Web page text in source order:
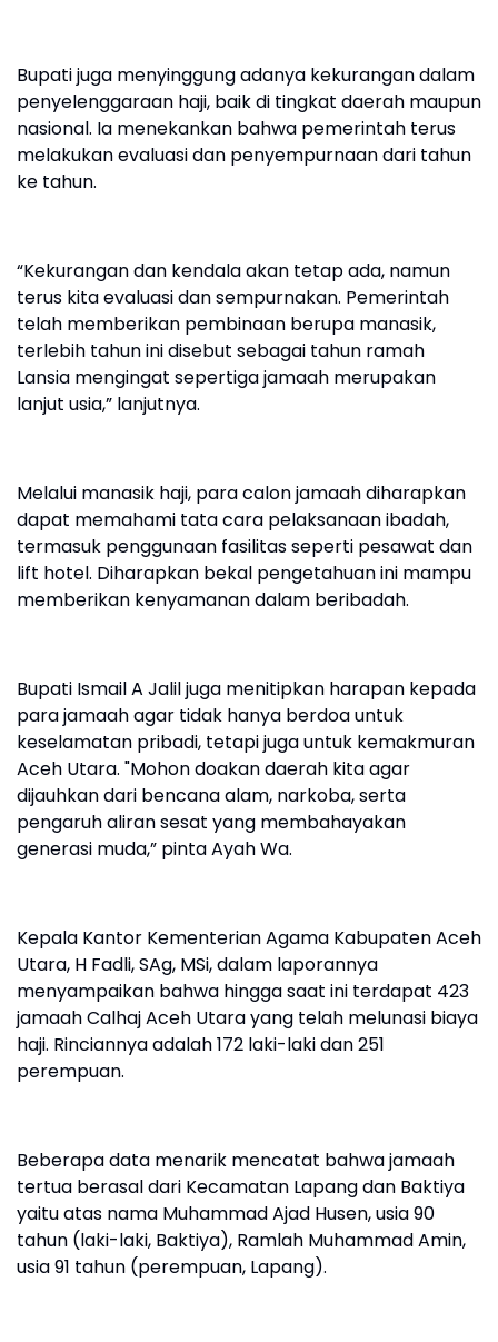
Bupati juga menyinggung adanya kekurangan dalam
penyelenggaraan haji, baik di tingkat daerah maupun
nasional. Ia menekankan bahwa pemerintah terus
melakukan evaluasi dan penyempurnaan dari tahun
ke tahun.
“Kekurangan dan kendala akan tetap ada, namun
terus kita evaluasi dan sempurnakan. Pemerintah
telah memberikan pembinaan berupa manasik,
terlebih tahun ini disebut sebagai tahun ramah
Lansia mengingat sepertiga jamaah merupakan
lanjut usia,” lanjutnya.
Melalui manasik haji, para calon jamaah diharapkan
dapat memahami tata cara pelaksanaan ibadah,
termasuk penggunaan fasilitas seperti pesawat dan
lift hotel. Diharapkan bekal pengetahuan ini mampu
memberikan kenyamanan dalam beribadah.
Bupati Ismail A Jalil juga menitipkan harapan kepada
para jamaah agar tidak hanya berdoa untuk
keselamatan pribadi, tetapi juga untuk kemakmuran
Aceh Utara. "Mohon doakan daerah kita agar
dijauhkan dari bencana alam, narkoba, serta
pengaruh aliran sesat yang membahayakan
generasi muda,” pinta Ayah Wa.
Kepala Kantor Kementerian Agama Kabupaten Aceh
Utara, H Fadli, SAg, MSi, dalam laporannya
menyampaikan bahwa hingga saat ini terdapat 423
jamaah Calhaj Aceh Utara yang telah melunasi biaya
haji. Rinciannya adalah 172 laki-laki dan 251
perempuan.
Beberapa data menarik mencatat bahwa jamaah
tertua berasal dari Kecamatan Lapang dan Baktiya
yaitu atas nama Muhammad Ajad Husen, usia 90
tahun (laki-laki, Baktiya), Ramlah Muhammad Amin,
usia 91 tahun (perempuan, Lapang).